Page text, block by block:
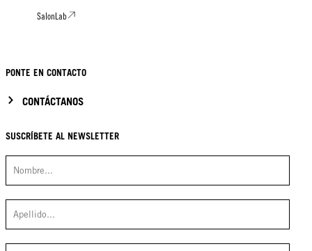
SalonLab
PONTE EN CONTACTO
CONTÁCTANOS
SUSCRÍBETE AL NEWSLETTER